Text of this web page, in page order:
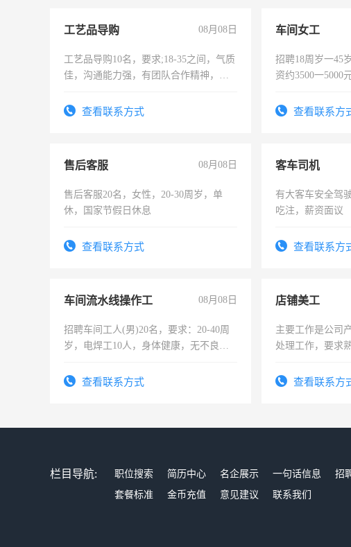
工艺品导购 08月08日
工艺品导购10名，要求;18-35之间，气质
佳，沟通能力强，有团队合作精神，有
查看联系方式
车间女工
招聘18周岁一45
资约3500一5000
查看联系方
售后客服 08月08日
售后客服20名，女性，20-30周岁，单
休，国家节假日休息
查看联系方式
客车司机
有大客车安全驾
吃注，薪资面议
查看联系方
车间流水线操作工 08月08日
招聘车间工人(男)20名，要求：20-40周
岁，电焊工10人，身体健康，无不良嗜
宿，免费发放劳保用品，两班倒，每月
查看联系方式
店铺美工
主要工作是公司
处理工作，要求
查看联系方
栏目导航: 职位搜索 简历中心 名企展示 一句话信息 招
套餐标准
金币充值 意见建议 联系我们